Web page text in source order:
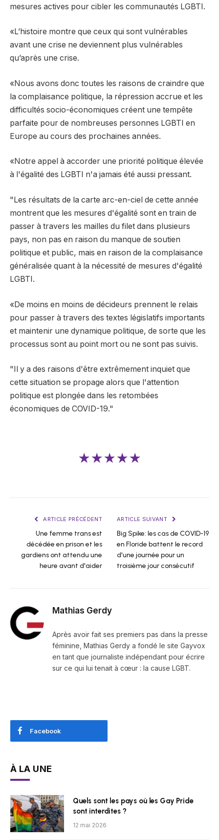
mesures actives pour cibler les communautés LGBTI.
«L’histoire montre que ceux qui sont vulnérables
avant une crise ne deviennent plus vulnérables
qu’après une crise.
«Nous avons donc toutes les raisons de craindre que
la complaisance politique, la répression accrue et les
difficultés socio-économiques créent une tempête
parfaite pour de nombreuses personnes LGBTI en
Europe au cours des prochaines années.
«Notre appel à accorder une priorité politique élevée
à l'égalité des LGBTI n'a jamais été aussi pressant.
"Les résultats de la carte arc-en-ciel de cette année
montrent que les mesures d'égalité sont en train de
passer à travers les mailles du filet dans plusieurs
pays, non pas en raison du manque de soutien
politique et public, mais en raison de la complaisance
généralisée quant à la nécessité de mesures d'égalité
LGBTI.
«De moins en moins de décideurs prennent le relais
pour passer à travers des textes législatifs importants
et maintenir une dynamique politique, de sorte que les
processus sont au point mort ou ne sont pas suivis.
"Il y a des raisons d'être extrêmement inquiet que
cette situation se propage alors que l'attention
politique est plongée dans les retombées
économiques de COVID-19."
★★★★★
ARTICLE PRÉCÉDENT
Une femme trans est
décédée en prison et les
gardiens ont attendu une
heure avant d'aider
ARTICLE SUIVANT
Big Spike: les cas de COVID-19
en Floride battent le record
d'une journée pour un
troisième jour consécutif
Mathias Gerdy
Après avoir fait ses premiers pas dans la presse
féminine, Mathias Gerdy a fondé le site Gayvox
en tant que journaliste indépendant pour écrire
sur ce qui lui tenait à cœur : la cause LGBT.
Facebook
À LA UNE
Quels sont les pays où les Gay Pride
sont interdites ?
12 mai 2026